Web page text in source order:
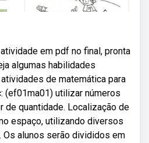
em pdf no final, pronta
algumas habilidades
de matemática para
(ef01ma01) utilizar números
de quantidade. Localização de
espaço, utilizando diversos
alunos serão divididos em